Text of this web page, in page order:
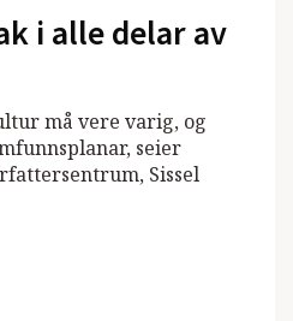
i alle delar av
må vere varig, og
seier
Sissel